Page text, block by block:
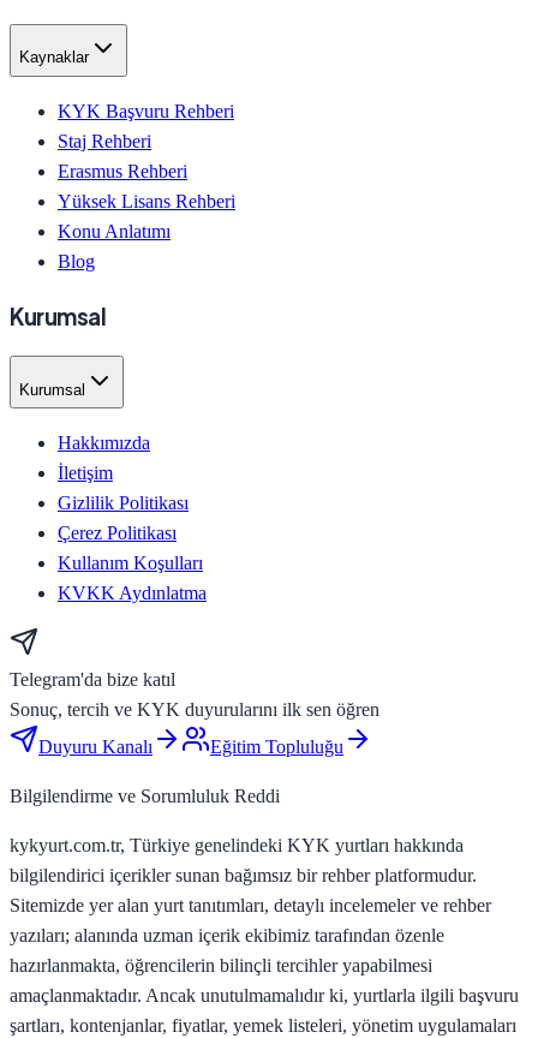
Kaynaklar
KYK Başvuru Rehberi
Staj Rehberi
Erasmus Rehberi
Yüksek Lisans Rehberi
Konu Anlatımı
Blog
Kurumsal
Kurumsal
Hakkımızda
İletişim
Gizlilik Politikası
Çerez Politikası
Kullanım Koşulları
KVKK Aydınlatma
Telegram'da bize katıl
Sonuç, tercih ve KYK duyurularını ilk sen öğren
Duyuru Kanalı
Eğitim Topluluğu
Bilgilendirme ve Sorumluluk Reddi
kykyurt.com.tr, Türkiye genelindeki KYK yurtları hakkında
bilgilendirici içerikler sunan bağımsız bir rehber platformudur.
Sitemizde yer alan yurt tanıtımları, detaylı incelemeler ve rehber
yazıları; alanında uzman içerik ekibimiz tarafından özenle
hazırlanmakta, öğrencilerin bilinçli tercihler yapabilmesi
amaçlanmaktadır. Ancak unutulmamalıdır ki, yurtlarla ilgili başvuru
şartları, kontenjanlar, fiyatlar, yemek listeleri, yönetim uygulamaları